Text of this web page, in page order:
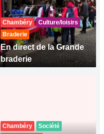
Chambéry
Culture/loisirs
Braderie
En direct de la Grande
braderie
Chambéry
Société